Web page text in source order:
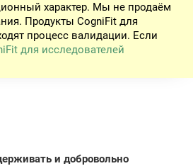
характер. Мы не продаём
Продукты CogniFit для
процесс валидации. Если
для исследователей
и добровольно